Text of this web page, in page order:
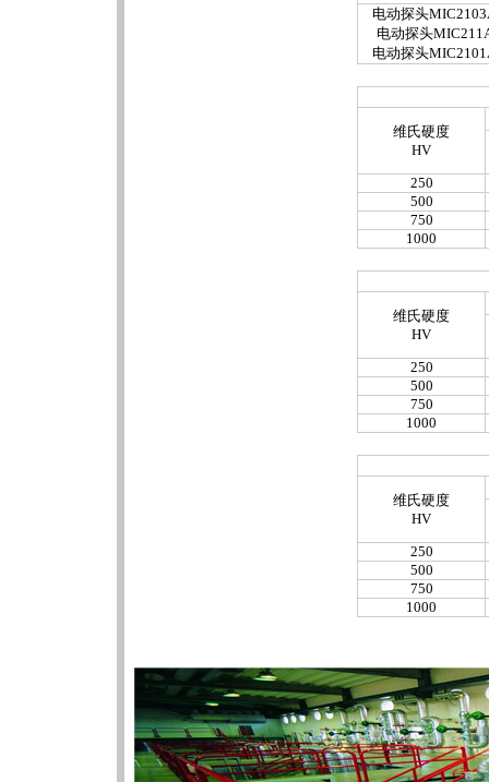
电动探头
电动探头
电动探头
维氏硬度
HV
250
500
750
1000
维氏硬度
HV
250
500
750
1000
维氏硬度
HV
250
500
750
1000